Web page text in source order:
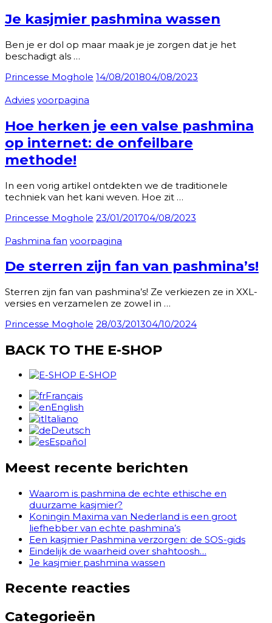
Je kasjmier pashmina wassen
Ben je er dol op maar maak je je zorgen dat je het
beschadigt als …
Princesse Moghole 14/08/201804/08/2023
Advies voorpagina
Hoe herken je een valse pashmina
op internet: de onfeilbare
methode!
In een vorig artikel ontdekten we de traditionele
techniek van het kani weven. Hoe zit …
Princesse Moghole 23/01/201704/08/2023
Pashmina fan voorpagina
De sterren zijn fan van pashmina’s!
Sterren zijn fan van pashmina’s! Ze verkiezen ze in XXL-
versies en verzamelen ze zowel in …
Princesse Moghole 28/03/201304/10/2024
BACK TO THE E-SHOP
E-SHOP
Français
English
Italiano
Deutsch
Español
Meest recente berichten
Waarom is pashmina de echte ethische en
duurzame kasjmier?
Koningin Maxima van Nederland is een groot
liefhebber van echte pashmina’s
Een kasjmier Pashmina verzorgen: de SOS-gids
Eindelijk de waarheid over shahtoosh…
Je kasjmier pashmina wassen
Recente reacties
Categorieën